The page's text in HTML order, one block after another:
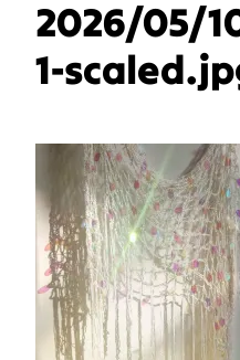
2026/05/
1-